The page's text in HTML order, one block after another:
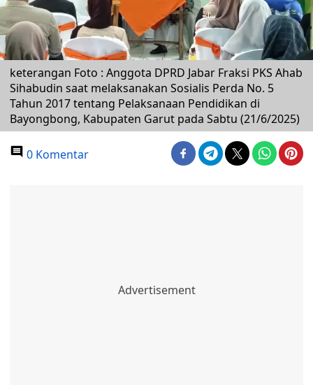
keterangan Foto : Anggota DPRD Jabar Fraksi PKS Ahab
Sihabudin saat melaksanakan Sosialis Perda No. 5
Tahun 2017 tentang Pelaksanaan Pendidikan di
Bayongbong, Kabupaten Garut pada Sabtu (21/6/2025)
0 Komentar